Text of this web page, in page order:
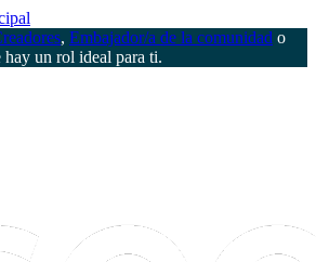
, Embajador/a de la comunidad o
hay un rol ideal para ti.